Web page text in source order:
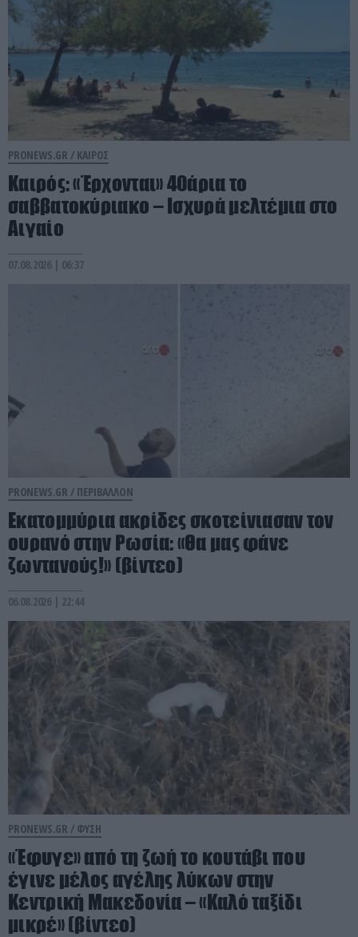
PRONEWS.GR / ΚΑΙΡΟΣ
Καιρός: «Έρχονται» 40άρια το
σαββατοκύριακο – Ισχυρά μελτέμια στο
Αιγαίο
07.08.2026 | 06:37
PRONEWS.GR / ΠΕΡΙΒΑΛΛΟΝ
Εκατομμύρια ακρίδες σκοτείνιασαν τον
ουρανό στην Ρωσία: «Θα μας φάνε
ζωντανούς!» (βίντεο)
06.08.2026 | 22:44
PRONEWS.GR / ΦΥΣΗ
«Έφυγε» από τη ζωή το κουτάβι που
έγινε μέλος αγέλης λύκων στην
Κεντρική Μακεδονία – «Καλό ταξίδι
μικρέ» (βίντεο)